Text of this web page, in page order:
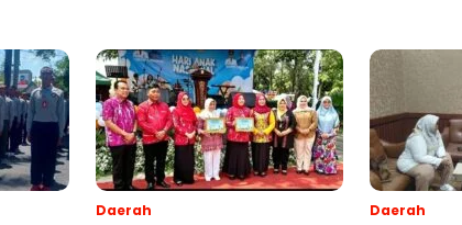
Daerah Daerah